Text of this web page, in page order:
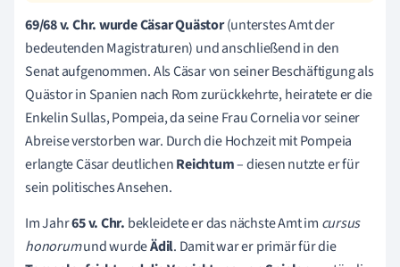
69/68 v. Chr. wurde Cäsar Quästor(unterstes Amt der
bedeutenden Magistraturen) und anschließend in den
Senat aufgenommen. Als Cäsar von seiner Beschäftigung als
Quästor in Spanien nach Rom zurückkehrte, heiratete er die
Enkelin Sullas, Pompeia, da seine Frau Cornelia vor seiner
Abreise verstorben war. Durch die Hochzeit mit Pompeia
erlangte Cäsar deutlichenReichtum– diesen nutzte er für
sein politisches Ansehen.
Im Jahr65 v. Chr. bekleidete er das nächste Amt im cursus
honorumund wurdeÄdil. Damit war er primär für die